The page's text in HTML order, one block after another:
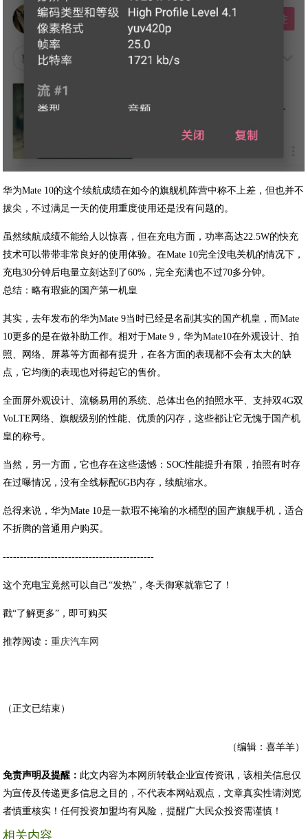
华为Mate 10的这个续航成绩在如今的旗舰机阵营中称不上差，但也并不
拔尖，不过满足一天的使用重度使用还是没有问题的。
虽然续航成绩不能给人以惊喜，但在充电方面，功率高达22.5W的快充
技术可以带带非常良好的使用体验。在Mate 10完全没电关机的情况下，
充电30分钟后电量立刻达到了60%，完全充满也不过70多分钟。
总结：略有瑕疵的国产第一机皇
其实，去年发布的华为Mate 9当时已经是名副其实的国产机皇，而Mate
10更多的是在做补助工作。相对于Mate 9，华为Mate10在外观设计、拍
照、网络、屏幕等方面都有提升，在各方面的表现都不会有太大的缺
点，它均衡的表现也对得起它的售价。
全面屏外观设计、流畅易用的系统、总体出色的拍照水平、支持双4G双
VoLTE网络、旗舰级别的性能、优质的闪存，这些都让它无愧于国产机
皇的称号。
当然，另一方面，它也存在这些遗憾：SOC性能提升有限，拍照有时存
在过曝情况，没有全线标配6GB内存，续航缩水。
总得来说，华为Mate 10是一款瑕不掩瑜的水桶型的国产旗舰手机，适合
不折腾的普通用户购买。
--------------------------------------------
这个充电宝竟然可以自己“发热”，冬天御寒就靠它了！
戳“了解更多”，即可购买
推荐阅读：重庆汽车网
（正文已结束）
（编辑：喜羊羊）
免责声明及提醒： 此文内容为本网所转载企业宣传资讯，该相关信息仅
为宣传及传递更多信息之目的，不代表本网站观点，文章真实性请浏览
者慎重核实！任何投资加盟均有风险，提醒广大民众投资需谨慎！
相关内容